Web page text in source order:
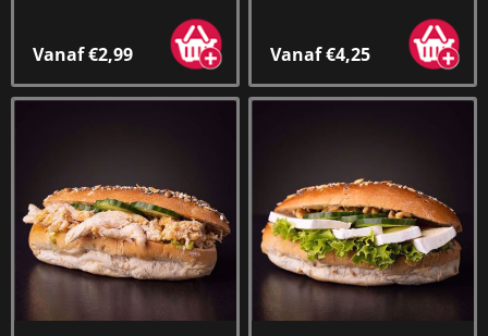
Vanaf €2,99 Vanaf €4,25